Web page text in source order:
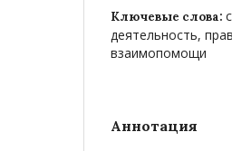
Ключевые слова:
деятельность,
взаимопомощи
Аннотация